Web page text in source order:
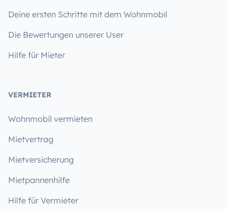
Deine ersten Schritte mit dem Wohnmobil
Die Bewertungen unserer User
Hilfe für Mieter
VERMIETER
Wohnmobil vermieten
Mietvertrag
Mietversicherung
Mietpannenhilfe
Hilfe für Vermieter